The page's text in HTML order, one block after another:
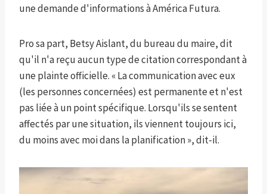
une demande d'informations à América Futura.
Pro sa part, Betsy Aislant, du bureau du maire, dit
qu'il n'a reçu aucun type de citation correspondant à
une plainte officielle. « La communication avec eux
(les personnes concernées) est permanente et n'est
pas liée à un point spécifique. Lorsqu'ils se sentent
affectés par une situation, ils viennent toujours ici,
du moins avec moi dans la planification », dit-il.